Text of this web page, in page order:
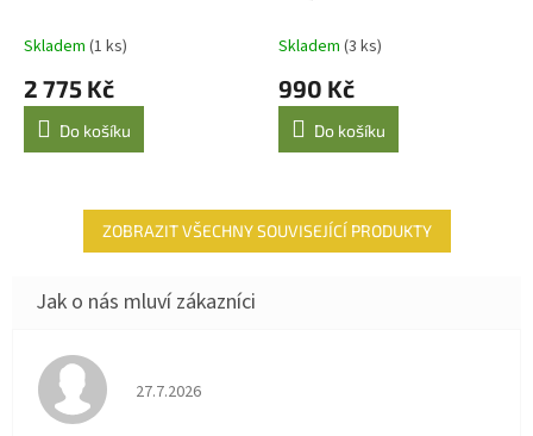
Skladem (1 ks)
2 775 Kč
Do košíku
Skladem (3 ks)
990 Kč
Do košíku
ZOBRAZIT VŠECHNY SOUVISEJÍCÍ PRODUKTY
Hodnocení obchodu je 4 z 5 hvězdiček.
27.7.2026